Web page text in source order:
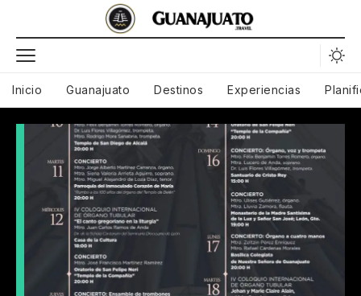
Inicio Guanajuato Destinos Experiencias